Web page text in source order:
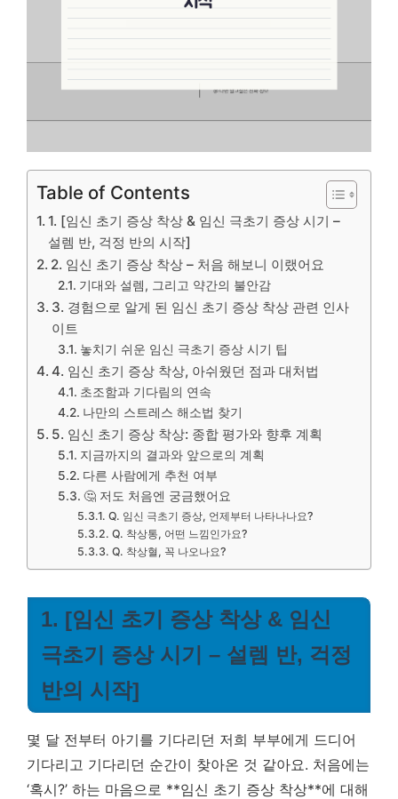
Table of Contents
1. [임신 초기 증상 착상 & 임신 극초기 증상 시기 –
설렘 반, 걱정 반의 시작]
2. 임신 초기 증상 착상 – 처음 해보니 이랬어요
기대와 설렘, 그리고 약간의 불안감
3. 경험으로 알게 된 임신 초기 증상 착상 관련 인사
이트
놓치기 쉬운 임신 극초기 증상 시기 팁
4. 임신 초기 증상 착상, 아쉬웠던 점과 대처법
초조함과 기다림의 연속
나만의 스트레스 해소법 찾기
5. 임신 초기 증상 착상: 종합 평가와 향후 계획
지금까지의 결과와 앞으로의 계획
다른 사람에게 추천 여부
🤔 저도 처음엔 궁금했어요
Q. 임신 극초기 증상, 언제부터 나타나나요?
Q. 착상통, 어떤 느낌인가요?
Q. 착상혈, 꼭 나오나요?
1. [임신 초기 증상 착상 & 임신
극초기 증상 시기 – 설렘 반, 걱정
반의 시작]
몇 달 전부터 아기를 기다리던 저희 부부에게 드디어
기다리고 기다리던 순간이 찾아온 것 같아요. 처음에는
‘혹시?’ 하는 마음으로 **임신 초기 증상 착상**에 대해